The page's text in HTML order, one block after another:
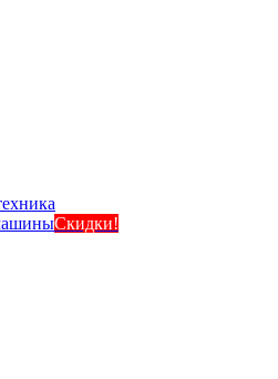
Скидки!